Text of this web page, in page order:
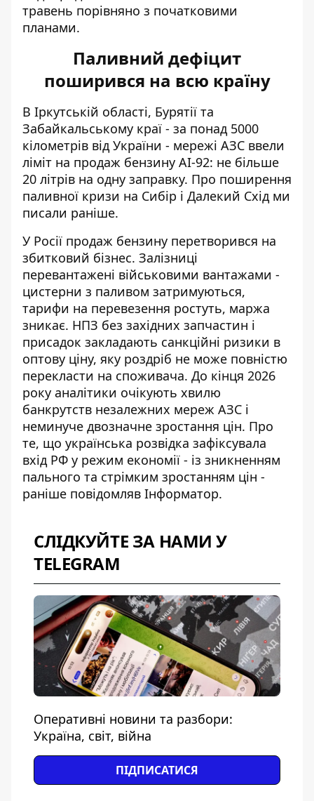
травень порівняно з початковими
планами.
Паливний дефіцит
поширився на всю країну
В Іркутській області, Бурятії та
Забайкальському краї - за понад 5000
кілометрів від України - мережі АЗС ввели
ліміт на продаж бензину АІ-92: не більше
20 літрів на одну заправку. Про поширення
паливної кризи на Сибір і Далекий Схід ми
писали раніше.
У Росії продаж бензину перетворився на
збитковий бізнес. Залізниці
перевантажені військовими вантажами -
цистерни з паливом затримуються,
тарифи на перевезення ростуть, маржа
зникає. НПЗ без західних запчастин і
присадок закладають санкційні ризики в
оптову ціну, яку роздріб не може повністю
перекласти на споживача. До кінця 2026
року аналітики очікують хвилю
банкрутств незалежних мереж АЗС і
неминуче двозначне зростання цін. Про
те, що українська розвідка зафіксувала
вхід РФ у режим економії - із зникненням
пального та стрімким зростанням цін -
раніше повідомляв Інформатор.
СЛІДКУЙТЕ ЗА НАМИ У
TELEGRAM
Оперативні новини та разбори:
Україна, світ, війна
ПІДПИСАТИСЯ